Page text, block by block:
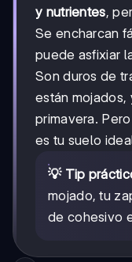
y nutrientes,
Se encharcan
puede asfixiar
Son duros de
están
primavera.
es tu suelo
💡 Tip
mojado, tu
de cohesivo